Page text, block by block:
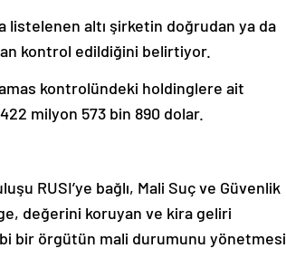
listelenen altı şirketin doğrudan ya da
kontrol edildiğini belirtiyor.
kontrolündeki holdinglere ait
milyon 573 bin 890 dolar.
RUSI’ye bağlı, Mali Suç ve Güvenlik
değerini koruyan ve kira geliri
bir örgütün mali durumunu yönetmesi